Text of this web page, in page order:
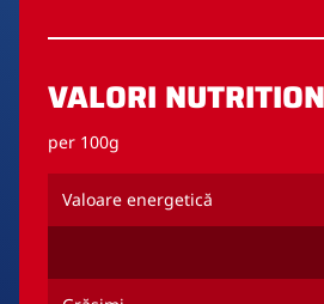
VALORI
per 100g
Valoare energetică